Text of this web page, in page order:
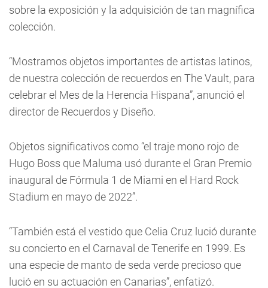
sobre la exposición y la adquisición de tan magnífica
colección.
“Mostramos objetos importantes de artistas latinos,
de nuestra colección de recuerdos en The Vault, para
celebrar el Mes de la Herencia Hispana”, anunció el
director de Recuerdos y Diseño.
Objetos significativos como “el traje mono rojo de
Hugo Boss que Maluma usó durante el Gran Premio
inaugural de Fórmula 1 de Miami en el Hard Rock
Stadium en mayo de 2022”.
“También está el vestido que Celia Cruz lució durante
su concierto en el Carnaval de Tenerife en 1999. Es
una especie de manto de seda verde precioso que
lució en su actuación en Canarias”, enfatizó.